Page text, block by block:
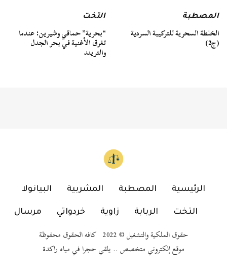
المصطبة
الخلطة السحرية للتركيبة السردية
(ج2)
التخت
“بحرية” حماقي وشيرين: عندما
تغرق الأغنية في بحر الجدل
والتريند
الرئيسية المصطبة المشربية البيانولا
التخت الربابة زاوية خردواتي مرسال
حقوق الملكية والتشغيل © 2022 كافه الحقوق محفوظة
موقع إلكتروني متخصص .. يلقي حجرا في مياه راكدة